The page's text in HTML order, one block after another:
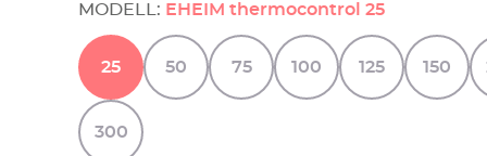
MODELL: EHEIM thermocontrol 25
25 50 75 100 125 150
300